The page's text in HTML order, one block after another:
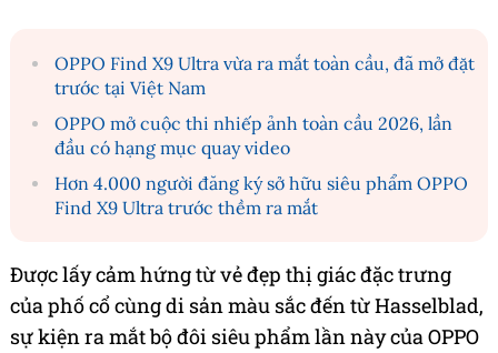
OPPO Find X9 Ultra vừa ra mắt toàn cầu, đã mở đặt
trước tại Việt Nam
OPPO mở cuộc thi nhiếp ảnh toàn cầu 2026, lần
đầu có hạng mục quay video
Hơn 4.000 người đăng ký sở hữu siêu phẩm OPPO
Find X9 Ultra trước thềm ra mắt
Được lấy cảm hứng từ vẻ đẹp thị giác đặc trưng
của phố cổ cùng di sản màu sắc đến từ Hasselblad,
sự kiện ra mắt bộ đôi siêu phẩm lần này của OPPO